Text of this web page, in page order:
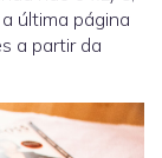
última página
a partir da